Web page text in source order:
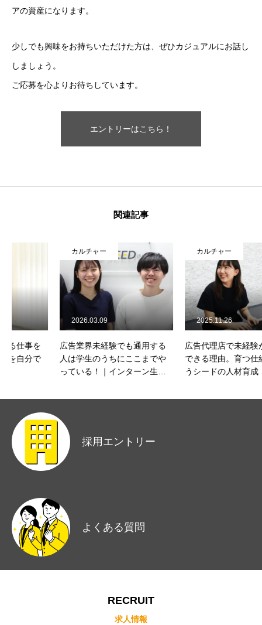
アの資産になります。
少しでも興味をお持ちいただけた方は、ぜひカジュアルにお話し
しましょう。
ご応募を心よりお待ちしています。
エントリーはこちら！
関連記事
広告業界未経験でも通用する
人は学生のうちにここまでや
っている！｜インターン生イ
2026.03.09
カルチャー
広告代理店で未経験から活躍
できる理由。育つ仕組みが整
うシードの人材育成
2025.11.26
採用エントリー
よくある質問
RECRUIT
求人情報